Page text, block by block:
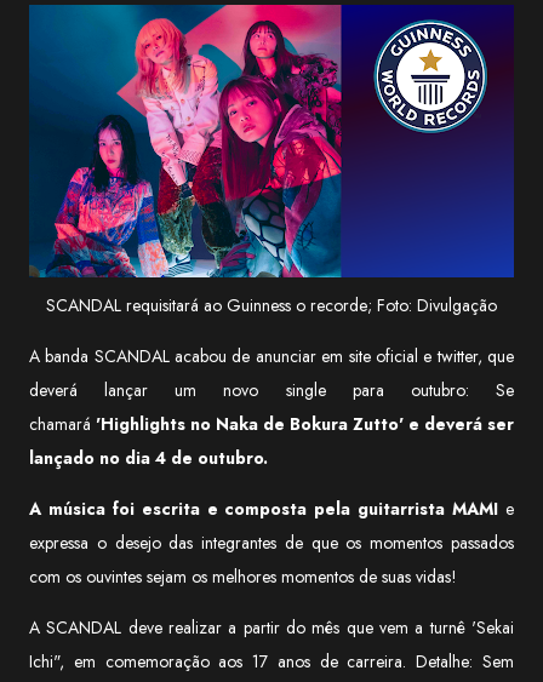
SCANDAL requisitará ao Guinness o recorde; Foto: Divulgação
A banda SCANDAL acabou de anunciar em site oficial e twitter, que
deverá lançar um novo single para outubro: Se
chamará 'Highlights no Naka de Bokura Zutto' e deverá ser
lançado no dia 4 de outubro.
A música foi escrita e composta pela guitarrista MAMI e
expressa o desejo das integrantes de que os momentos passados
com os ouvintes sejam os melhores momentos de suas vidas!
A SCANDAL deve realizar a partir do mês que vem a turnê 'Sekai
Ichi", em comemoração aos 17 anos de carreira. Detalhe: Sem